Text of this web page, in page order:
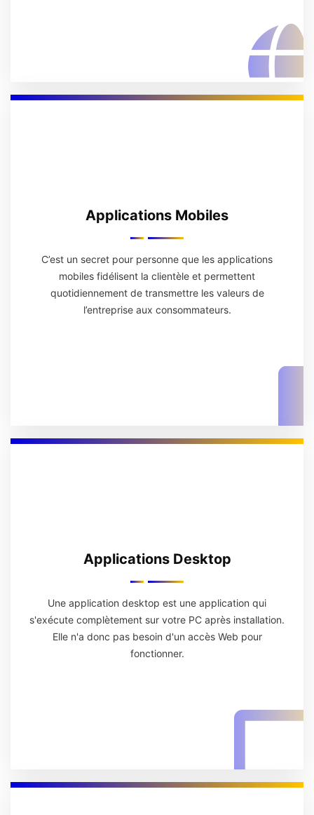
Applications Mobiles
C’est un secret pour personne que les applications
mobiles fidélisent la clientèle et permettent
quotidiennement de transmettre les valeurs de
l’entreprise aux consommateurs.
Applications Desktop
Une application desktop est une application qui
s'exécute complètement sur votre PC après installation.
Elle n'a donc pas besoin d'un accès Web pour
fonctionner.